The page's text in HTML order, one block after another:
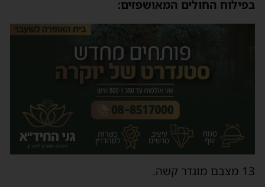
בפילוח החולים המאושפזים:
13 מצבם מוגדר קשה.